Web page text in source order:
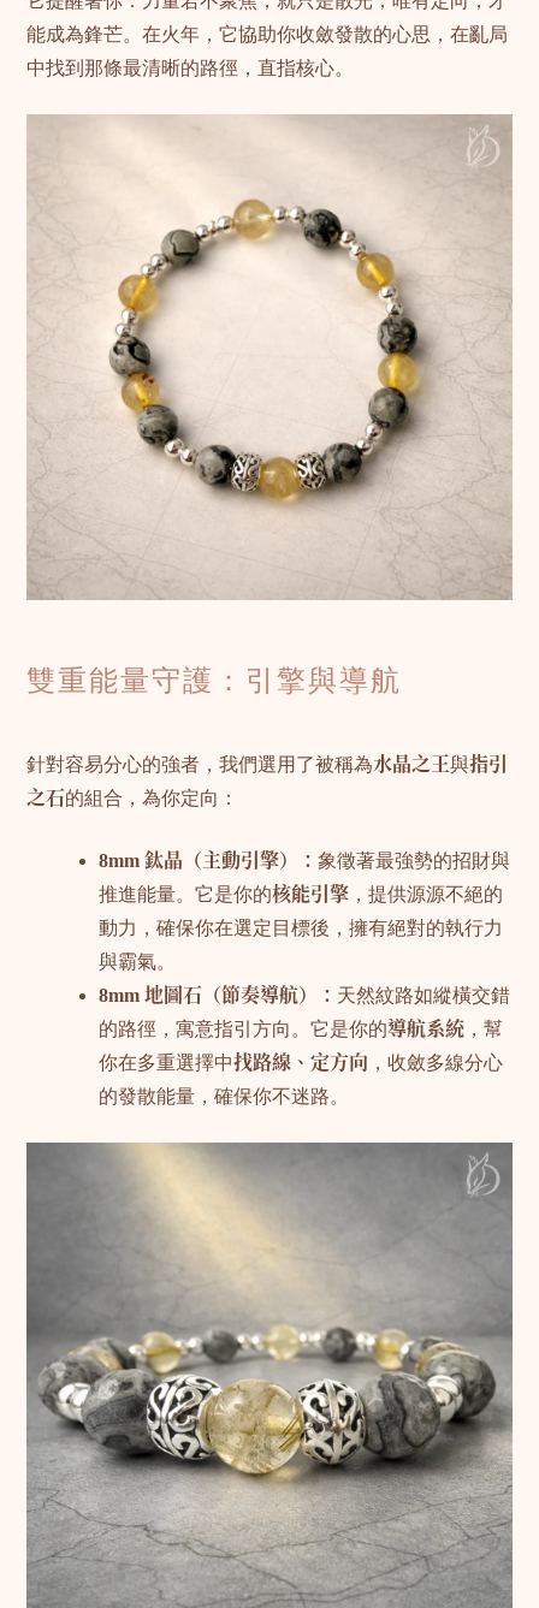
能成為鋒芒。在火年，它協助你收斂發散的心思，在亂局
中找到那條最清晰的路徑，直指核心。
雙重能量守護：引擎與導航
針對容易分心的強者，我們選用了被稱為水晶之王與指引
之石的組合，為你定向：
8mm 鈦晶（主動引擎）： 象徵著最強勢的招財與
推進能量。它是你的核能引擎 ，提供源源不絕的
動力，確保你在選定目標後，擁有絕對的執行力
與霸氣。
8mm 地圖石（節奏導航）： 天然紋路如縱橫交錯
的路徑，寓意指引方向。它是你的導航系統 ，幫
你在多重選擇中找路線、定方向 ，收斂多線分心
的發散能量，確保你不迷路。